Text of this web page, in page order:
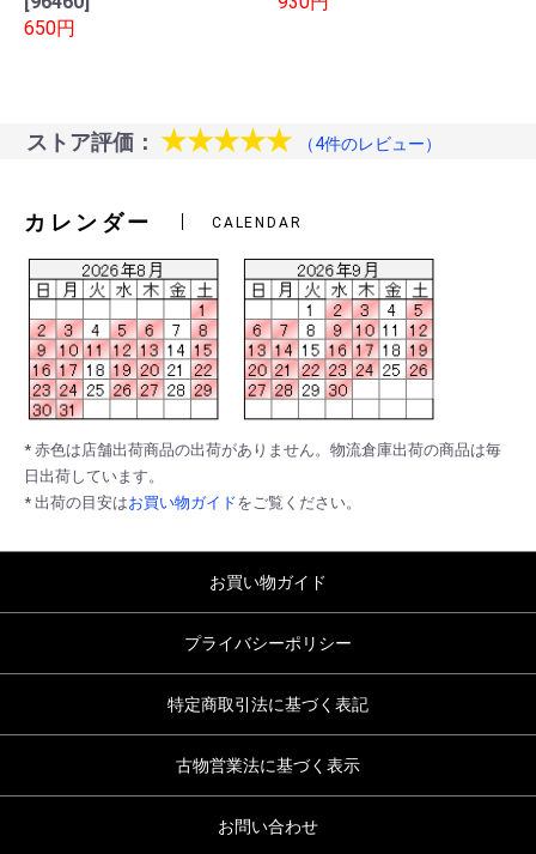
650円
ストア評価： ★★★★★ （4件のレビュー）
カレンダー CALENDAR
* 赤色は店舗出荷商品の出荷がありません。物流倉庫出荷の商品は毎
日出荷しています。
* 出荷の目安はお買い物ガイドをご覧ください。
お買い物ガイド
プライバシーポリシー
特定商取引法に基づく表記
古物営業法に基づく表示
お問い合わせ